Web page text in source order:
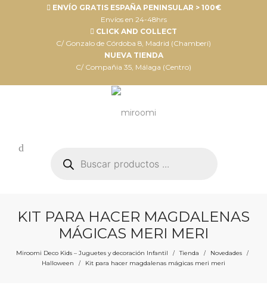
ENVÍO GRATIS ESPAÑA PENINSULAR > 100€
Envíos en 24-48hrs
CLICK AND COLLECT
C/ Gonzalo de Córdoba 8, Madrid (Chamberí)
NUEVA TIENDA
C/ Compañia 35, Málaga (Centro)
productos
KIT PARA HACER MAGDALENAS
MÁGICAS MERI MERI
Miroomi Deco Kids – Juguetes y decoración Infantil / Tienda / Novedades /
Halloween / Kit para hacer magdalenas mágicas meri meri